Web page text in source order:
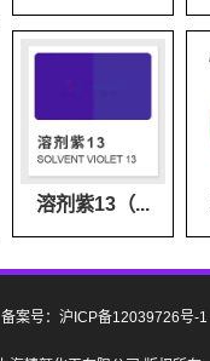
溶剂紫13（...
备案号：沪ICP备12039726号-1